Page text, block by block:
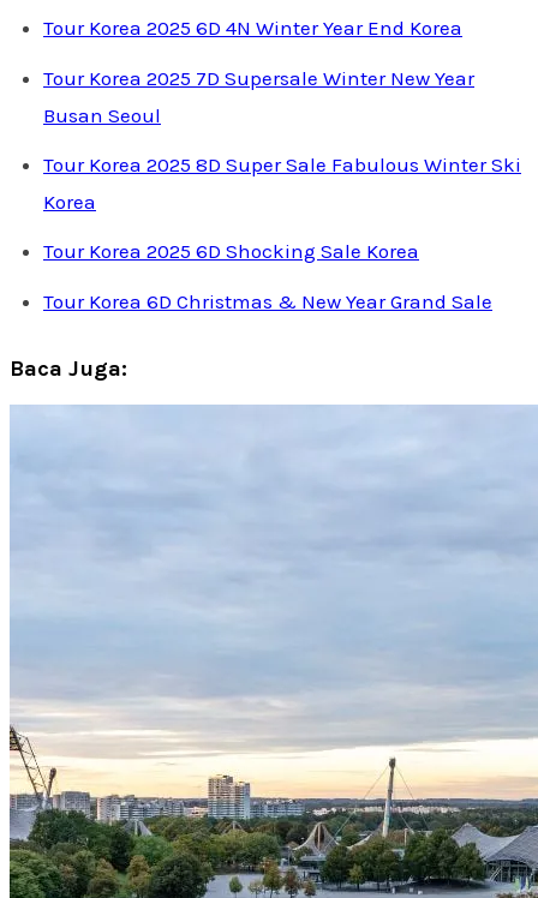
Tour Korea 2025 6D 4N Winter Year End Korea
Tour Korea 2025 7D Supersale Winter New Year
Busan Seoul
Tour Korea 2025 8D Super Sale Fabulous Winter Ski
Korea
Tour Korea 2025 6D Shocking Sale Korea
Tour Korea 6D Christmas & New Year Grand Sale
Baca Juga: